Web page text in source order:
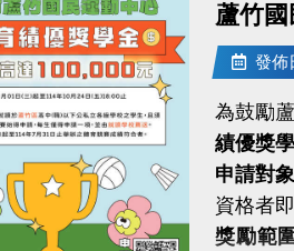
且開班
10/11-
APP報
10/31
．◆* 有
同一人
同一人
蘆竹
發佈
為鼓勵
績優獎學
申請對
資格者
獎勵範